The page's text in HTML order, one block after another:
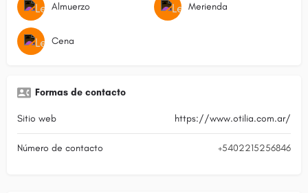
Almuerzo Merienda
Cena
Formas de contacto
Sitio web https://www.otilia.com.ar/
Número de contacto +5402215256846